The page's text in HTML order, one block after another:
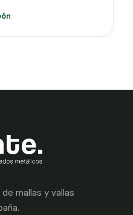
mallas y vallas